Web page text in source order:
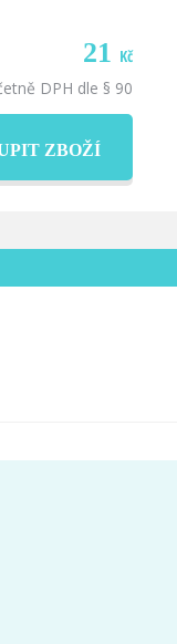
21 Kč
DPH dle § 90
ZBOŽÍ